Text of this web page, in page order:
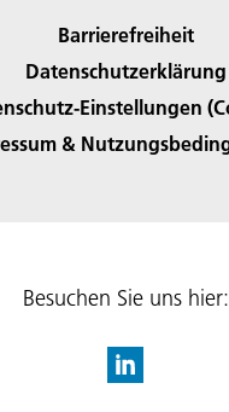
Barrierefreiheit
Datenschutzerklärung
Einstellungen
&
Besuchen Sie uns hier: